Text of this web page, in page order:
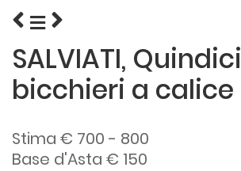
SALVIATI, Quindici
bicchieri a calice
Stima € 700 - 800
Base d'Asta € 150